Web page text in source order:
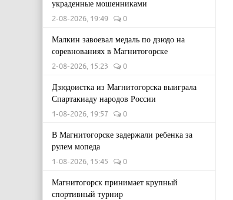
украденные мошенниками
2-08-2026, 19:49 0
Малкин завоевал медаль по дзюдо на
соревнованиях в Магнитогорске
2-08-2026, 15:23 0
Дзюдоистка из Магнитогорска выиграла
Спартакиаду народов России
1-08-2026, 19:57 0
В Магнитогорске задержали ребенка за
рулем мопеда
1-08-2026, 15:45 0
Магнитогорск принимает крупный
спортивный турнир